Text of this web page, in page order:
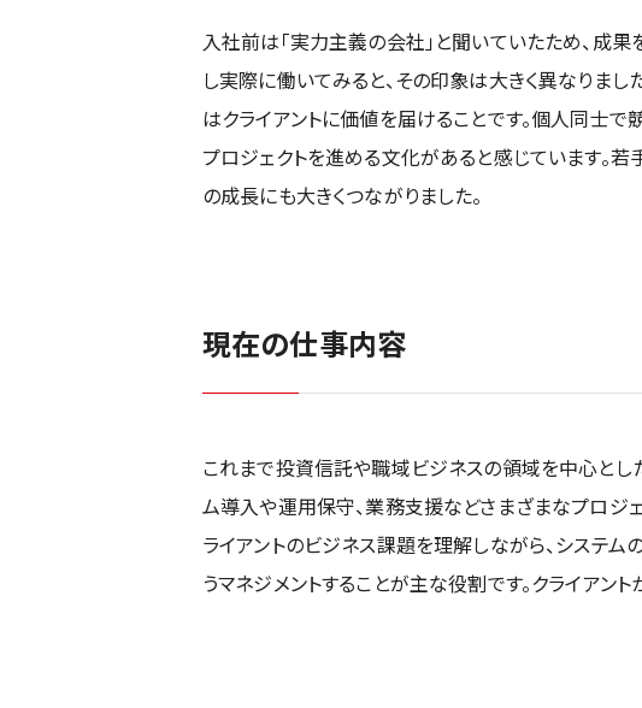
入社前は「実力主義の会社」と聞いていたため、成
し実際に働いてみると、その印象は大きく異なりま
はクライアントに価値を届けることです。個人同士
プロジェクトを進める文化があると感じています。
の成長にも大きくつながりました。
現在の仕事内容
これまで投資信託や職域ビジネスの領域を中心とし
ム導入や運用保守、業務支援などさまざまなプロジ
ライアントのビジネス課題を理解しながら、システ
うマネジメントすることが主な役割です。クライア